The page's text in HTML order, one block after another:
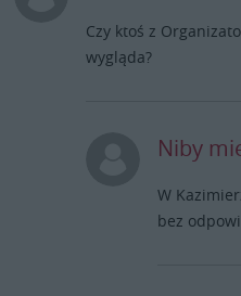
Czy ktoś z
wygląda?
Niby
W
bez